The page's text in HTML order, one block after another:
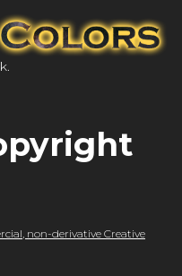
non-derivative Creative